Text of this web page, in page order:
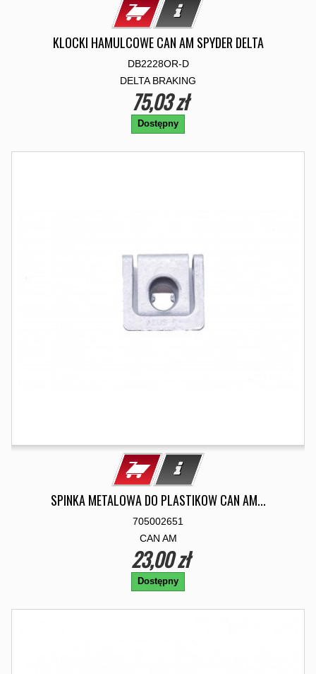
KLOCKI HAMULCOWE CAN AM SPYDER DELTA
DB2228OR-D
DELTA BRAKING
75,03 zł
Dostępny
SPINKA METALOWA DO PLASTIKOW CAN AM...
705002651
CAN AM
23,00 zł
Dostępny